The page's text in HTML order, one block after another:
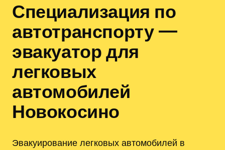
Специализация по
автотранспорту —
эвакуатор для
легковых
автомобилей
Новокосино
Эвакуирование легковых автомобилей в